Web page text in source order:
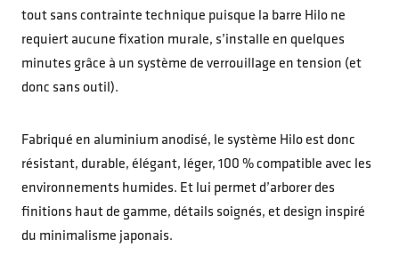
tout sans contrainte technique puisque la barre Hilo ne
requiert aucune fixation murale, s’installe en quelques
minutes grâce à un système de verrouillage en tension (et
donc sans outil).
Fabriqué en aluminium anodisé, le système Hilo est donc
résistant, durable, élégant, léger, 100 % compatible avec les
environnements humides. Et lui permet d’arborer des
finitions haut de gamme, détails soignés, et design inspiré
du minimalisme japonais.